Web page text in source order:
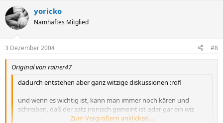
yoricko
Namhaftes Mitglied
3 Dezember 2004 #8
Original von rainer47
dadurch entstehen aber ganz witzige diskussionen :rofl
und wenn es wichtig ist, kann man immer noch kären und
schreiben, daß der satz ironisch gemeint ist oder gar ein wiz
Zum Vergrößern anklicken....